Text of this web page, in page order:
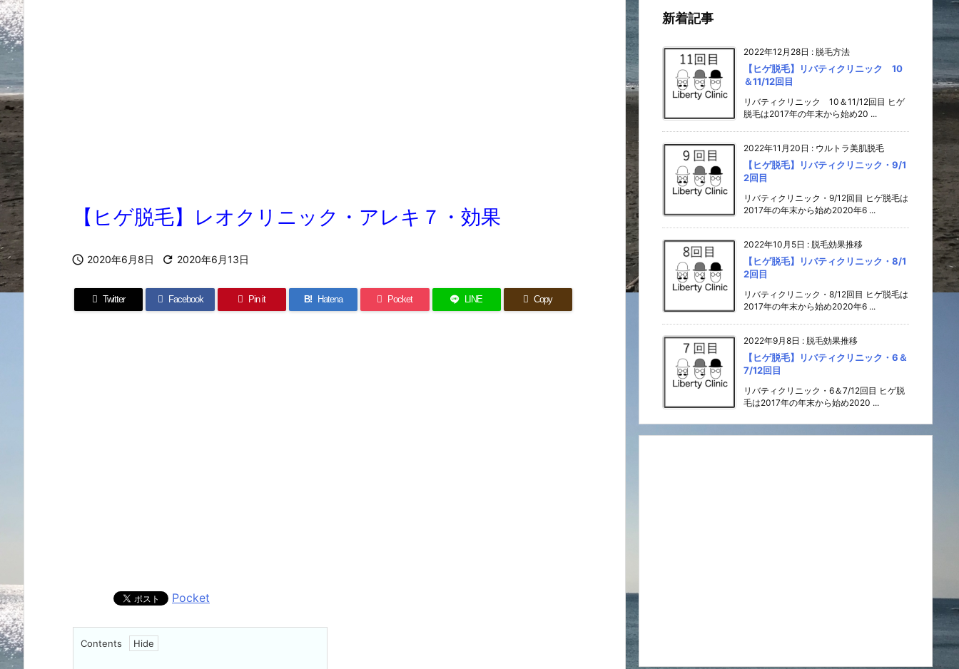
【ヒゲ脱毛】レオクリニック・アレキ７・効果
 2020年6月8日  2020年6月13日
Twitter Facebook Pin it B! Hatena Pocket LINE Copy
Pocket
Contents
新着記事
2022年12月28日 : 脱毛方法
【ヒゲ脱毛】リバティクリニック 10
＆11/12回目
リバティクリニック 10＆11/12回目 ヒゲ
脱毛は2017年の年末から始め20 ...
2022年11月20日 : ウルトラ美肌脱毛
【ヒゲ脱毛】リバティクリニック・9/1
2回目
リバティクリニック・9/12回目 ヒゲ脱毛は
2017年の年末から始め2020年6 ...
2022年10月5日 : 脱毛効果推移
【ヒゲ脱毛】リバティクリニック・8/1
2回目
リバティクリニック・8/12回目 ヒゲ脱毛は
2017年の年末から始め2020年6 ...
2022年9月8日 : 脱毛効果推移
【ヒゲ脱毛】リバティクリニック・6＆
7/12回目
リバティクリニック・6＆7/12回目 ヒゲ脱
毛は2017年の年末から始め2020 ...